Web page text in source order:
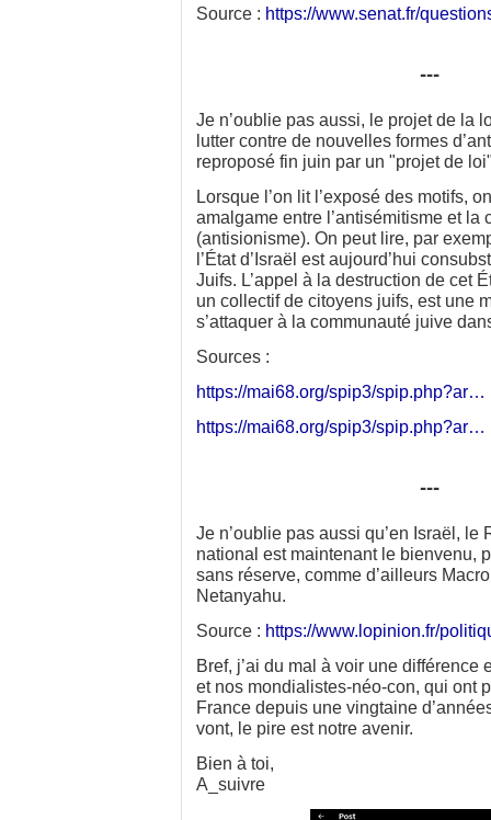
Source : https://www.senat.fr/
---
Je n’oublie pas aussi, le projet de la
lutter contre de nouvelles formes
reproposé fin juin par un "projet de
Lorsque l’on lit l’exposé des motifs,
amalgame entre l’antisémitisme et la
(antisionisme). On peut lire, par
l’État d’Israël est aujourd’hui
Juifs. L’appel à la destruction de cet
un collectif de citoyens juifs, est une
s’attaquer à la communauté juive
Sources :
https://mai68.org/spip3/spip.php?ar…
https://mai68.org/spip3/spip.php?ar…
---
Je n’oublie pas aussi qu’en Israël, le
national est maintenant le bienvenu,
sans réserve, comme d’ailleurs
Netanyahu.
Source : https://www.lopinion.fr/
Bref, j’ai du mal à voir une différence
et nos mondialistes-néo-con, qui ont
France depuis une vingtaine
vont, le pire est notre avenir.
Bien à toi,
A_suivre